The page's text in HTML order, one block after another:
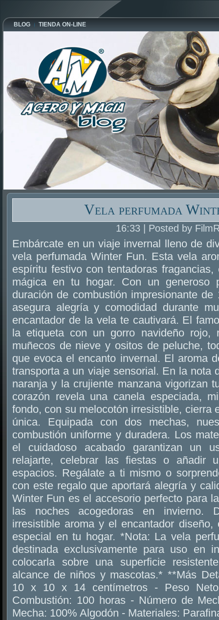
BLOG TIENDA ON-LINE
Vela perfumada
16:33 | Posted by
Embárcate en un viaje invernal lleno de
vela perfumada Winter Fun. Esta vela
espíritu festivo con tentadoras fragancias,
mágica en tu hogar. Con un
duración de combustión impresionante
asegura alegría y comodidad durante
encantador de la vela te cautivará. El
la etiqueta con un gorro navideño rojo,
muñecos de nieve y ositos de peluche,
que evoca el encanto invernal. El aroma
transporta a un viaje sensorial. En la nota
naranja y la crujiente manzana vigorizan
corazón revela una canela especiada,
fondo, con su melocotón irresistible, cierra
única. Equipada con dos mechas,
combustión uniforme y duradera. Los
el cuidadoso acabado garantizan un
relajarte, celebrar las fiestas o añadir
espacios. Regálate a ti mismo o
con este regalo que aportará alegría y
Winter Fun es el accesorio perfecto para
las noches acogedoras en invierno.
irresistible aroma y el encantador diseño,
especial en tu hogar. *Nota: La vela
destinada exclusivamente para uso en
colocarla sobre una superficie
alcance de niños y mascotas.* **Más
10 x 10 x 14 centímetros - Peso
Combustión: 100 horas - Número de
Mecha: 100% Algodón - Materiales: